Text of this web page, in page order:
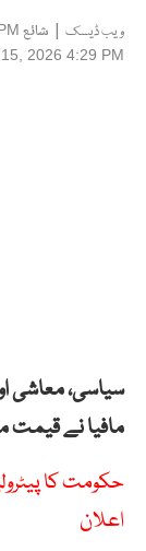
ویب ڈیسک | شائع
2026 4:29 PM
سیاسی، معاشی
مافیا نے قیمت
حکومت کا
اعلان